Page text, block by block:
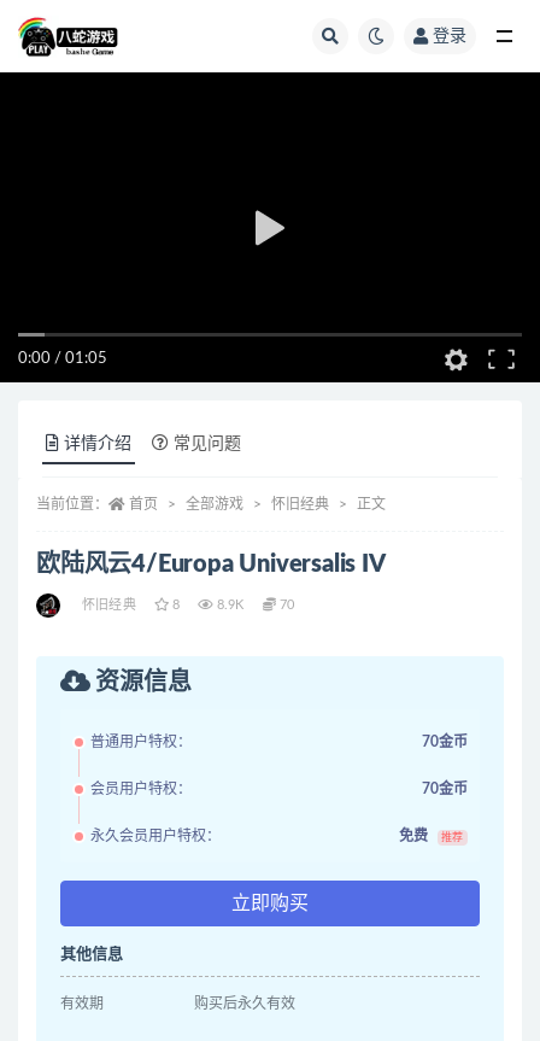
登录
0:00 / 01:05
详情介绍 常见问题
当前位置： 首页 全部游戏 怀旧经典 正文
欧陆风云4/Europa Universalis IV
怀旧经典 8 8.9K 70
资源信息
普通用户特权： 70金币
会员用户特权： 70金币
永久会员用户特权： 免费 推荐
立即购买
其他信息
有效期 购买后永久有效